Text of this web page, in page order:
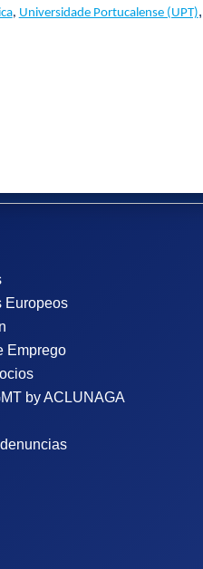
, Universidade Portucalense (UPT),
Europeos
Emprego
by ACLUNAGA